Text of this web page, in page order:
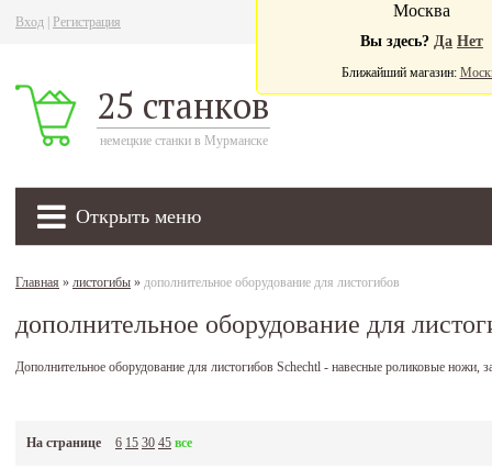
Вход Регистрация
25 станков
немецкие станки в Мурманске
Открыть меню
Москва
Вы здесь? Да Нет
Ближайший магазин:
Главная » листогибы » дополнительное оборудование для листогибов
дополнительное оборудование для
Дополнительное оборудование для листогибов Schechtl - навесные роликовые ножи,
На странице 6 15 30 45 все